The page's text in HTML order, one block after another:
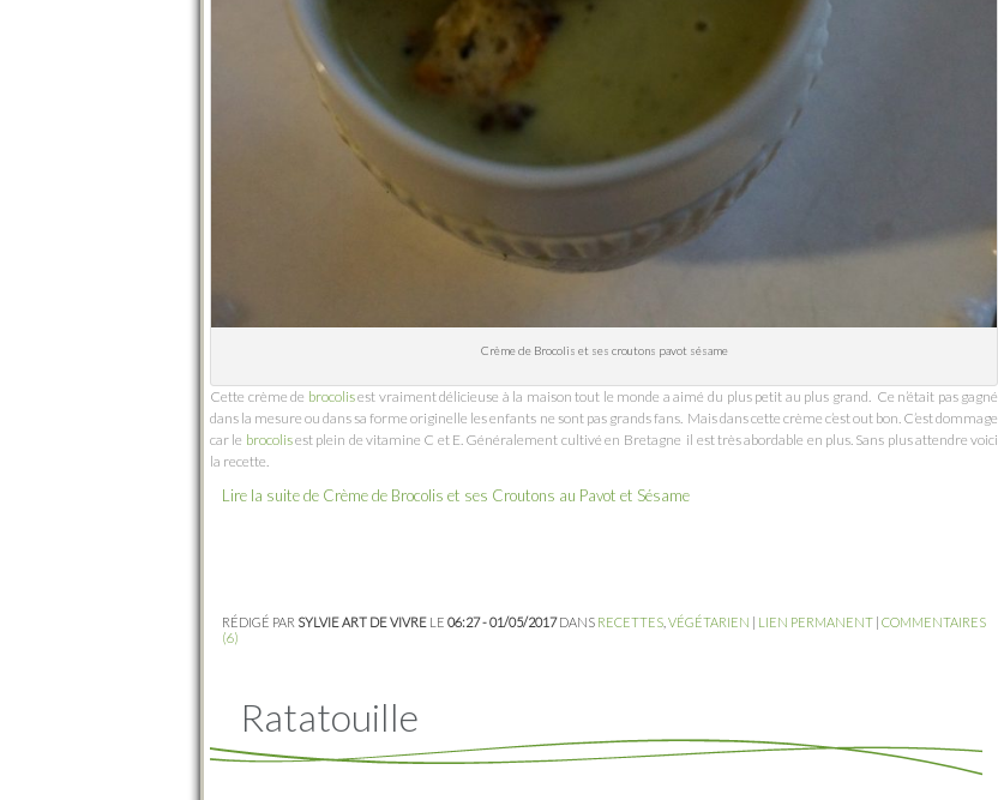
Crème de Brocolis et ses croutons pavot sésame
Cette crème de brocolisest vraiment délicieuse à la maison tout le monde a aimé du plus petit au plus grand. Ce n’était pas gagné
dans la mesure ou dans sa forme originelle les enfants ne sont pas grands fans. Mais dans cette crème c’est out bon. C’est dommage
car le brocolisest plein de vitamine C et E. Généralement cultivé en Bretagne il est très abordable en plus. Sans plus attendre voici
la recette.
Lire la suite de Crème de Brocolis et ses Croutons au Pavot et Sésame
RÉDIGÉ PAR SYLVIE ART DE VIVRE LE 06:27 - 01/05/2017DANS RECETTES VÉGÉTARIEN LIEN PERMANENT COMMENTAIRES
(6)
Ratatouille